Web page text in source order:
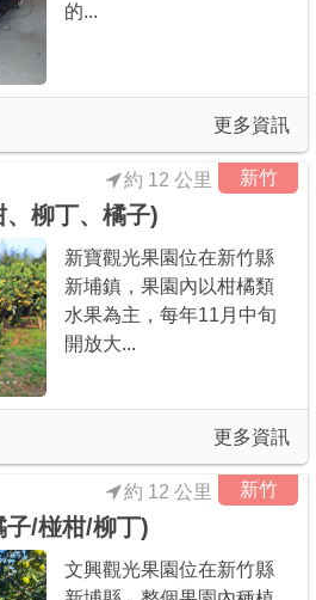
的...
更多資訊
新竹
柳丁、橘子)
約 12 公里
新寶觀光果園位在新竹縣
新埔鎮，果園內以柑橘類
水果為主，每年11月中旬
開放大...
更多資訊
新竹
/椪柑/柳丁)
約 12 公里
文興觀光果園位在新竹縣